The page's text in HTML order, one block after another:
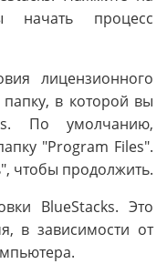
начать процесс
лицензионного
в которой вы
По умолчанию,
"Program Files".
чтобы продолжить.
BlueStacks. Это
в зависимости от